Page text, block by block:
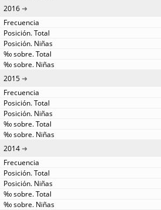
2016
2015
2014